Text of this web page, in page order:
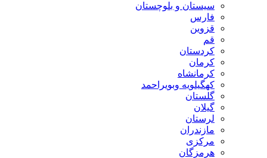
سیستان و بلوچستان
فارس
قزوین
قم
کردستان
کرمان
کرمانشاه
کهگیلویه وبویراحمد
گلستان
گیلان
لرستان
مازندران
مرکزی
هرمزگان